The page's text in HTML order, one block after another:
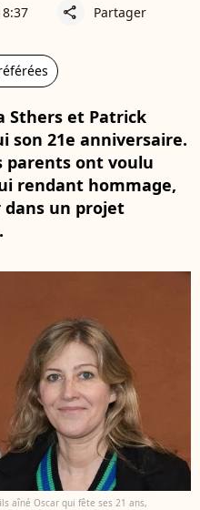
share Partager
Sthers et Patrick
son 21e anniversaire.
parents ont voulu
rendant hommage,
dans un projet
aîné Oscar qui fête ses 21 ans,